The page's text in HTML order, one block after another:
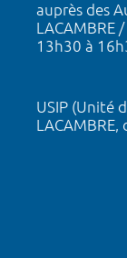
auprès des
LACAMBRE
13h30 à
USIP (Unité